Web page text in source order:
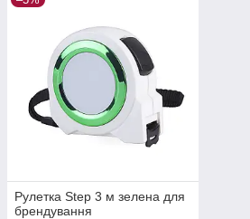
Рулетка Step 3 м зелена для
брендування